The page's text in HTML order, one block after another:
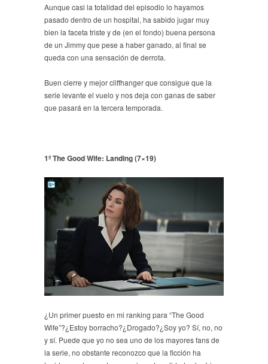
Aunque casi la totalidad del episodio lo hayamos
pasado dentro de un hospital, ha sabido jugar muy
bien la faceta triste y de (en el fondo) buena persona
de un Jimmy que pese a haber ganado, al final se
queda con una sensación de derrota.
Buen cierre y mejor cliffhanger que consigue que la
serie levante el vuelo y nos deja con ganas de saber
que pasará en la tercera temporada.
1º The Good Wife: Landing (7×19)
¿Un primer puesto en mi ranking para “The Good
Wife”?¿Estoy borracho?¿Drogado?¿Soy yo? Sí, no, no
y sí. Puede que yo no sea uno de los mayores fans de
la serie, no obstante reconozco que la ficción ha